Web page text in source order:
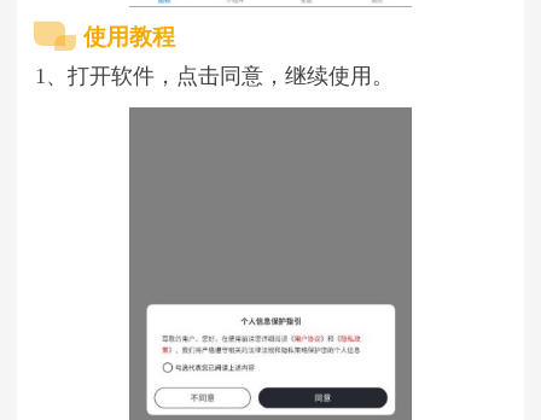
使用教程
1、打开软件，点击同意，继续使用。